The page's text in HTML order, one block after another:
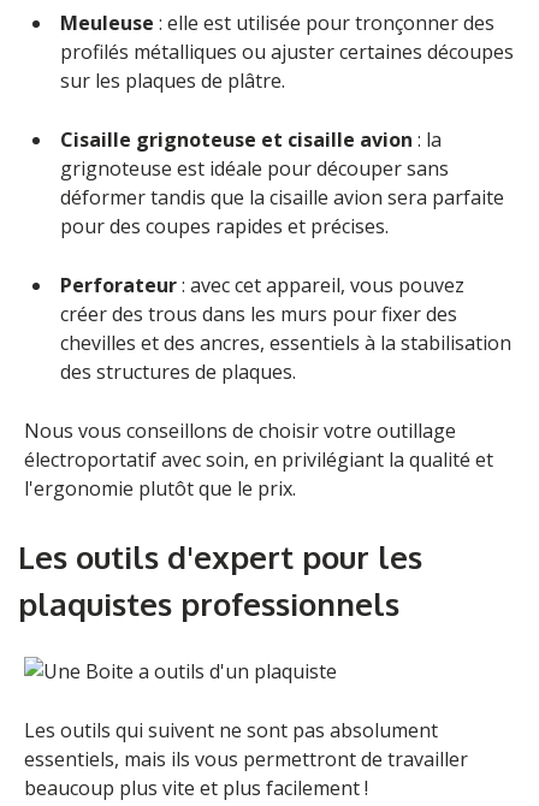
Meuleuse : elle est utilisée pour tronçonner des
profilés métalliques ou ajuster certaines découpes
sur les plaques de plâtre.
Cisaille grignoteuse et cisaille avion : la
grignoteuse est idéale pour découper sans
déformer tandis que la cisaille avion sera parfaite
pour des coupes rapides et précises.
Perforateur: avec cet appareil, vous pouvez
créer des trous dans les murs pour fixer des
chevilles et des ancres, essentiels à la stabilisation
des structures de plaques.
Nous vous conseillons de choisir votre outillage
électroportatif avec soin, en privilégiant la qualité et
l'ergonomie plutôt que le prix.
Les outils d'expert pour les
plaquistes professionnels
Les outils qui suivent ne sont pas absolument
essentiels, mais ils vous permettront de travailler
beaucoup plus vite et plus facilement !